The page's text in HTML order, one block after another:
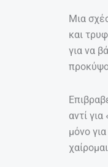
Μια
και
για να
αντί
μόνο